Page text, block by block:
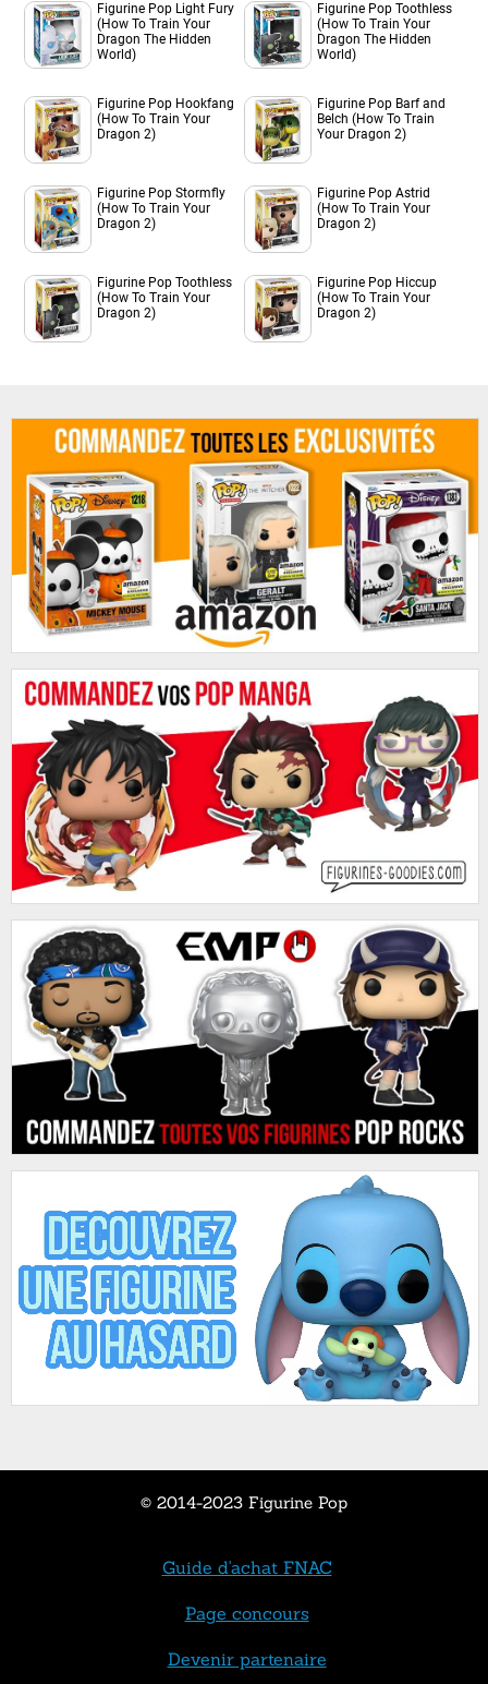
Figurine Pop Light Fury
(How To Train Your
Dragon The Hidden
World)
Figurine Pop Toothless
(How To Train Your
Dragon The Hidden
World)
Figurine Pop Hookfang
(How To Train Your
Dragon 2)
Figurine Pop Barf and
Belch (How To Train
Your Dragon 2)
Figurine Pop Stormfly
(How To Train Your
Dragon 2)
Figurine Pop Astrid
(How To Train Your
Dragon 2)
Figurine Pop Toothless
(How To Train Your
Dragon 2)
Figurine Pop Hiccup
(How To Train Your
Dragon 2)
© 2014-2023 Figurine Pop
Guide d'achat FNAC
Page concours
Devenir partenaire